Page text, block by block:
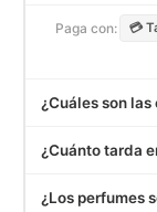
Paga con: 💳
¿Cuáles son
American
¿Cuánto tarda
Recibirás un
¿Los perfumes